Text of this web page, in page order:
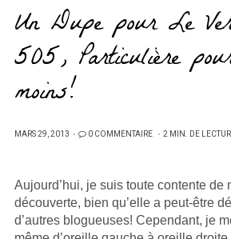
Un Dupe pour Le
505, Particulière
moins!
PUBLIÉ
MARS 29, 2013 0 COMMENTAIRE 2 MIN. DE
Aujourd’hui, je suis toute contente de
découverte, bien qu’elle a peut-être
d’autres blogueuses! Cependant, je